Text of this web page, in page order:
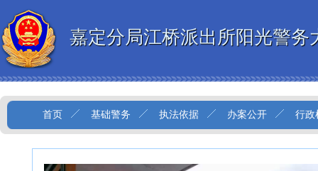
嘉定分局江桥派出所阳光警务
首页 基础警务 执法依据 办案公开 行政